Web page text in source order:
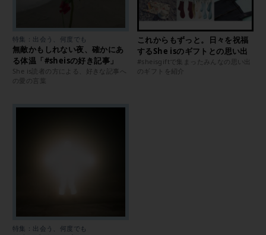
特集：出会う、何度でも
無敵かもしれない夜、確かにあ
る体温「#sheisの好き記事」
She is読者の方による、好きな記事へ
の愛の言葉
これからもずっと。日々を祝福
するShe isのギフトとの思い出
#sheisgiftで集まったみんなの思い出
のギフトを紹介
特集：出会う、何度でも